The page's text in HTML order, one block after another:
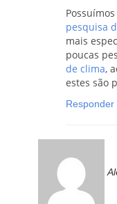
pesquisa
mais
poucas
de clima,
estes são
Responder